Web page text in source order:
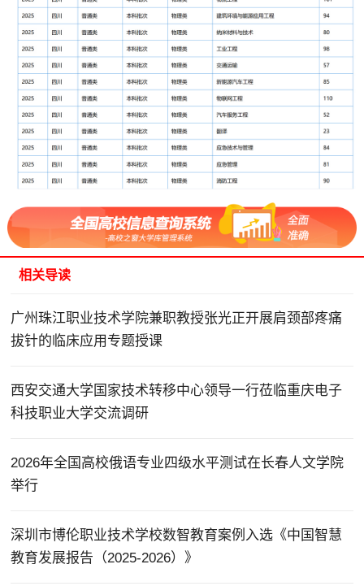
相关导读
广州珠江职业技术学院兼职教授张光正开展肩颈部疼痛
拔针的临床应用专题授课
西安交通大学国家技术转移中心领导一行莅临重庆电子
科技职业大学交流调研
2026年全国高校俄语专业四级水平测试在长春人文学院
举行
深圳市博伦职业技术学校数智教育案例入选《中国智慧
教育发展报告（2025-2026）》